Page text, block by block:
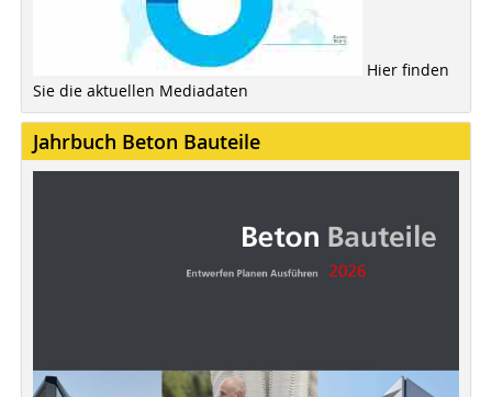
Hier finden
Sie die aktuellen Mediadaten
Jahrbuch Beton Bauteile